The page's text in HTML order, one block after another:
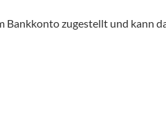
zugestellt und kann